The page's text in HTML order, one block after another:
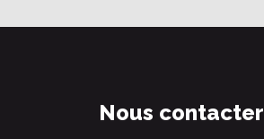
Nous contacter